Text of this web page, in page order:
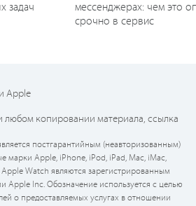
задач
мессенджерах: чем это
срочно в сервис
Apple
копировании материала, ссылка
постгарантийным (неавторизованным)
марки Apple, iPhone, iPod, iPad, Mac, iMac,
Apple Watch являются зарегистрированным
Apple Inc. Обозначение используется с целью
о предоставляемых услугах в отношении